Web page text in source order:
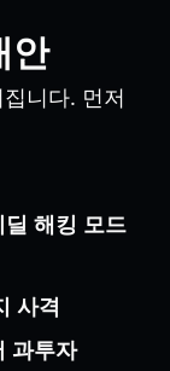
안
니다. 먼저
딜 해킹 모드
사격
과투자